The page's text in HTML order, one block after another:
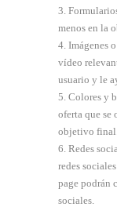
menos en la
Imágenes
vídeo
usuario y le
Colores y
oferta que se
objetivo final.
Redes
redes
page podrán
sociales.